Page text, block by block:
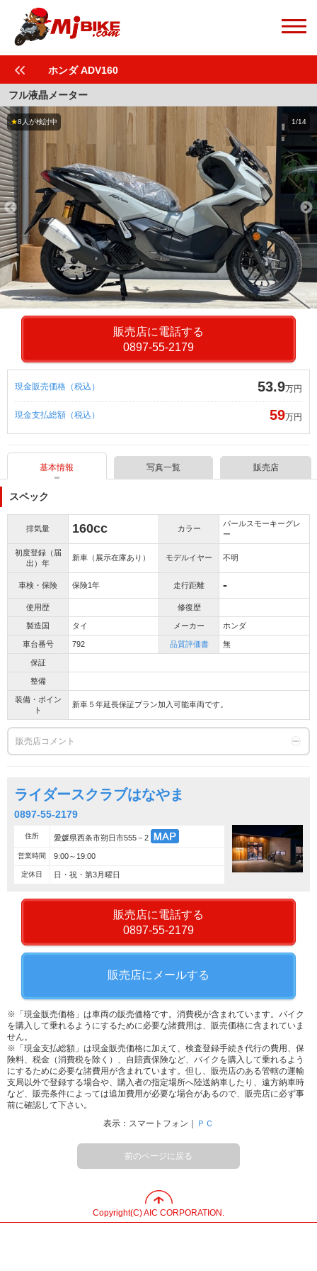
ホンダ ADV160
フル液晶メーター
1/14
★8人が検討中
販売店に電話する
0897-55-2179
現金販売価格（税込） 53.9万円
現金支払総額（税込） 59万円
基本情報 写真一覧 販売店
スペック
排気量 160cc カラー
パールスモーキーグレ
ー
初度登録（届
出）年
新車（展示在庫あり） モデルイヤー 不明
車検・保険 保険1年 走行距離 -
使用歴 修復歴
製造国 タイ メーカー ホンダ
車台番号 792 品質評価書 無
保証
整備
装備・ポイン
ト
新車５年延長保証プラン加入可能車両です。
販売店コメント
ライダースクラブはなやま
0897-55-2179
住所 愛媛県西条市朔日市555－2
営業時間 9:00～19:00
定休日 日・祝・第3月曜日
販売店に電話する
0897-55-2179
販売店にメールする
※「現金販売価格」は車両の販売価格です。消費税が含まれています。バイク
を購入して乗れるようにするために必要な諸費用は、販売価格に含まれていま
せん。
※「現金支払総額」は現金販売価格に加えて、検査登録手続き代行の費用、保
険料、税金（消費税を除く）、自賠責保険など、バイクを購入して乗れるよう
にするために必要な諸費用が含まれています。但し、販売店のある管轄の運輸
支局以外で登録する場合や、購入者の指定場所へ陸送納車したり、遠方納車時
など、販売条件によっては追加費用が必要な場合があるので、販売店に必ず事
前に確認して下さい。
表示：スマートフォン｜
ＰＣ
前のページに戻る
Copyright(C) AIC CORPORATION.